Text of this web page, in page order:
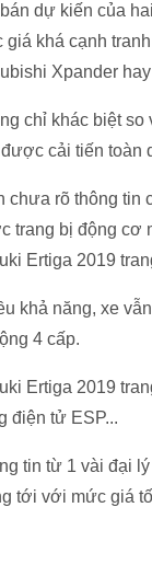
dự kiến của
giá khá cạnh
Xpander
chỉ khác biệt
cải tiến toàn
chưa rõ thông tin
trang bị động cơ
Ertiga 2019
khả năng, xe
4 cấp.
Ertiga 2019
điện tử ESP...
tin từ 1 vài đại
tới với mức giá